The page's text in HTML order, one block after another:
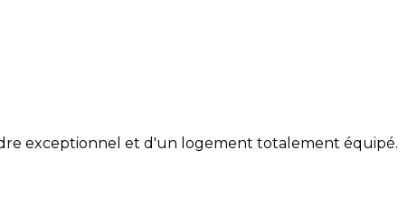
exceptionnel et d'un logement totalement équipé.